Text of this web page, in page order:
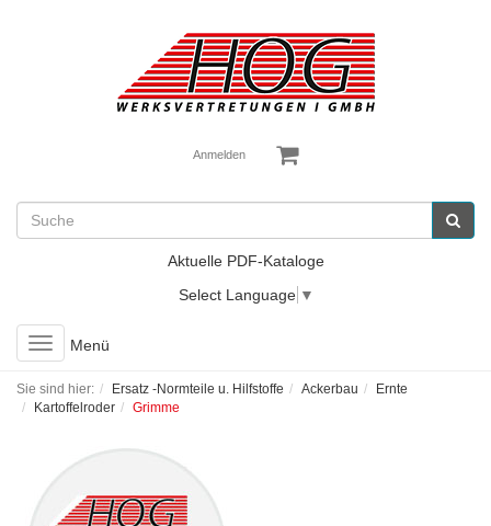
Anmelden
Aktuelle PDF-Kataloge
Select Language ▼
Toggle
navigation
Menü
Sie sind hier: Ersatz -Normteile u. Hilfstoffe Ackerbau
Ernte
Kartoffelroder
Grimme